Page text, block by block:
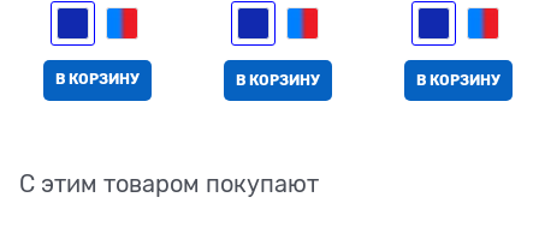
В КОРЗИНУ В КОРЗИНУ В КОРЗИНУ
С этим товаром покупают